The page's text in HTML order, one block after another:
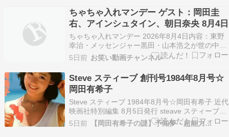
山乃愛／【個人的評価】★★★☆☆ ...
ちゃちゃ入れマンデー ゲスト：岡田圭
右、アインシュタイン、朝日奈央 8月4日
ちゃちゃ入れマンデー 2026年8月4日内容：東野
幸治・メッセンジャー黒田・山本浩之が世の中の
あらゆるものに関西目線でちゃちゃを入れる情報
トークバラエティ出演者：東野
5日前 お笑い動画チャンネル
Steve スティーブ 創刊号1984年8月号☆
岡田有希子
Steve スティーブ 1984年8月号☆岡田有希子 近代
映画社特別編集 8月5日発行 steave スティーブ
1984年8月 表紙/石川秀美 岡田有希子 水着、石川
秀美 水着、財前直見 ...続きを読む >>
5日前 【岡田有希子の謎】予知夢・超能力…